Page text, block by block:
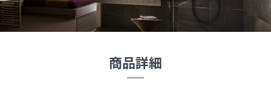
商品詳細